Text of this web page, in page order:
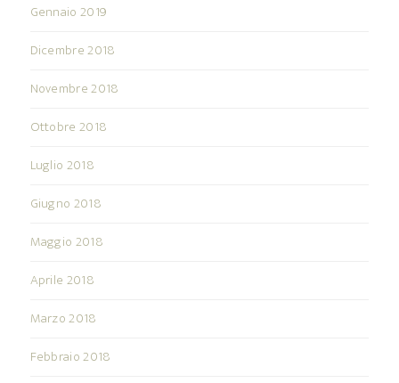
Gennaio 2019
Dicembre 2018
Novembre 2018
Ottobre 2018
Luglio 2018
Giugno 2018
Maggio 2018
Aprile 2018
Marzo 2018
Febbraio 2018